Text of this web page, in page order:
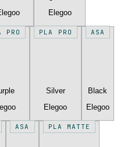
Elegoo
PRO PLA PRO
Silver
Elegoo
ASA
Black
Elegoo
ASA PLA MATTE